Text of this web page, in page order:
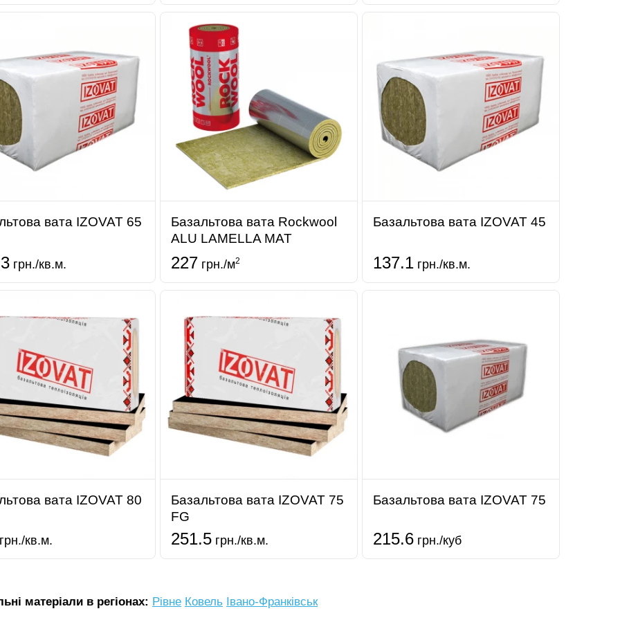
вата IZOVAT 65
грн./кв.м.
Базальтова вата Rockwool
ALU LAMELLA MAT
227 грн./м2
Базальтова вата IZOVAT 45
137.1грн./кв.м.
вата IZOVAT 80
кв.м.
Базальтова вата IZOVAT 75
FG
251.5грн./кв.м.
Базальтова вата IZOVAT 75
215.6грн./куб
матеріали в регіонах: Рівне Ковель Івано-Франківськ